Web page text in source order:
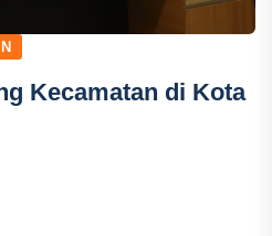
Kecamatan di Kota